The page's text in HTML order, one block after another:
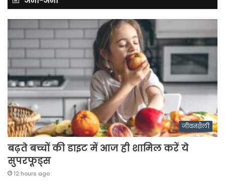
जीवनशैली
बढ़ते बच्चों की डाइट में आज ही शामिल करें ये
सुपरफूड्स
12 hours ago